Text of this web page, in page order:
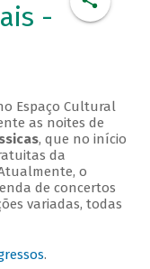
-
Espaço Cultural
as noites de
, que no início
da
o
de concertos
variadas, todas
.